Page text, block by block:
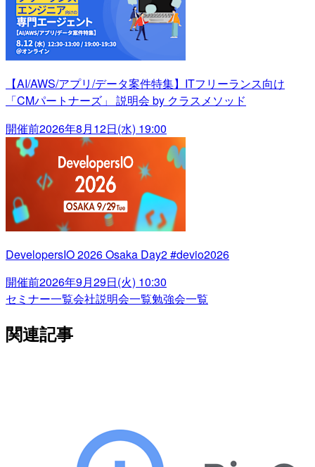
【AI/AWS/アプリ/データ案件特集】ITフリーランス向け
「CMパートナーズ」 説明会 by クラスメソッド
開催前2026年8月12日(水) 19:00
DevelopersIO 2026 Osaka Day2 #devio2026
開催前2026年9月29日(火) 10:30
セミナー一覧会社説明会一覧勉強会一覧
関連記事